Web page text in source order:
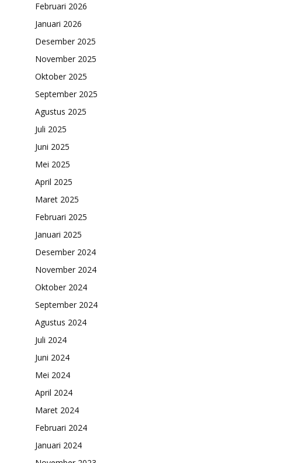
Februari 2026
Januari 2026
Desember 2025
November 2025
Oktober 2025
September 2025
Agustus 2025
Juli 2025
Juni 2025
Mei 2025
April 2025
Maret 2025
Februari 2025
Januari 2025
Desember 2024
November 2024
Oktober 2024
September 2024
Agustus 2024
Juli 2024
Juni 2024
Mei 2024
April 2024
Maret 2024
Februari 2024
Januari 2024